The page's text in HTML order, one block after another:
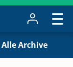
Alle Archive